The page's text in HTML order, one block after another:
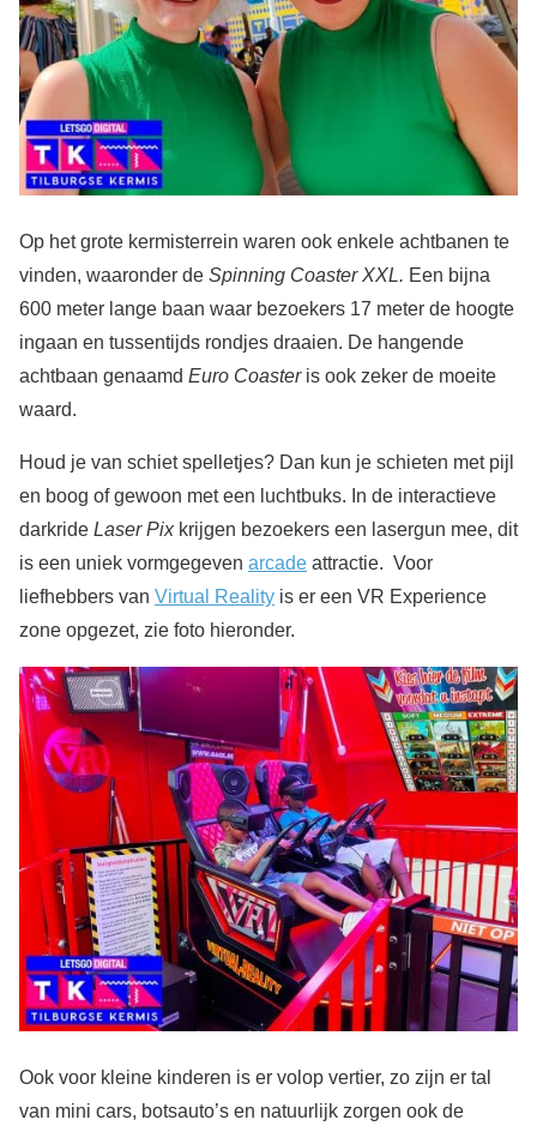
Op het grote kermisterrein waren ook enkele achtbanen te
vinden, waaronder de Spinning Coaster XXL. Een bijna
600 meter lange baan waar bezoekers 17 meter de hoogte
ingaan en tussentijds rondjes draaien. De hangende
achtbaan genaamd Euro Coaster is ook zeker de moeite
waard.
Houd je van schiet spelletjes? Dan kun je schieten met pijl
en boog of gewoon met een luchtbuks. In de interactieve
darkride Laser Pix krijgen bezoekers een lasergun mee, dit
is een uniek vormgegeven arcade attractie. Voor
liefhebbers van Virtual Reality is er een VR Experience
zone opgezet, zie foto hieronder.
Ook voor kleine kinderen is er volop vertier, zo zijn er tal
van mini cars, botsauto’s en natuurlijk zorgen ook de